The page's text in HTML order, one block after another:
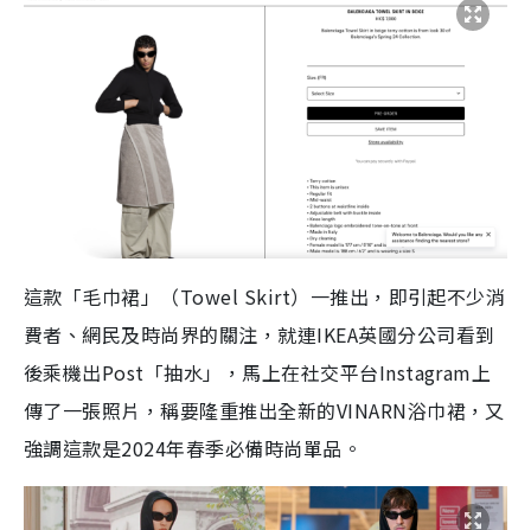
這款「毛巾裙」（Towel Skirt）一推出，即引起不少消
費者、網民及時尚界的關注，就連IKEA英國分公司看到
後乘機出Post「抽水」，馬上在社交平台Instagram上
傳了一張照片，稱要隆重推出全新的VINARN浴巾裙，又
強調這款是2024年春季必備時尚單品。